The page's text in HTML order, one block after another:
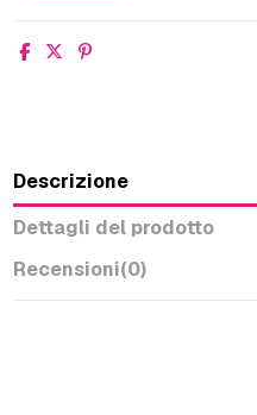
Descrizione
Dettagli del prodotto
Recensioni(0)